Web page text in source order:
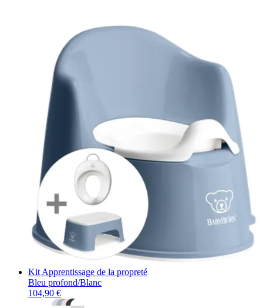
Kit Apprentissage de la propreté
Bleu profond/Blanc
104,90 €